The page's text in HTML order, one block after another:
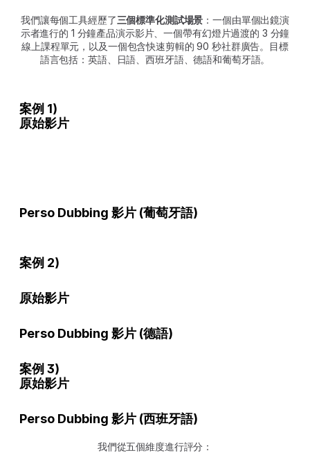
我們讓每個工具經歷了三個標準化測試場景 ：一個由單個出鏡演
示者進行的 1 分鐘產品演示影片、一個帶有幻燈片過渡的 3 分鐘
線上課程單元，以及一個包含快速剪輯的 90 秒社群廣告。目標
語言包括：英語、日語、西班牙語、德語和葡萄牙語。
案例 1)
原始影片
Perso Dubbing 影片 (葡萄牙語)
案例 2)
原始影片
Perso Dubbing 影片 (德語)
案例 3)
原始影片
Perso Dubbing 影片 (西班牙語)
我們從五個維度進行評分：